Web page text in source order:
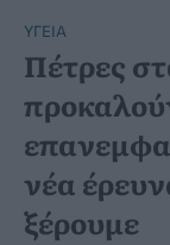
YΓΕΊΑ
Πέτρες
νέα
ξέρουμε